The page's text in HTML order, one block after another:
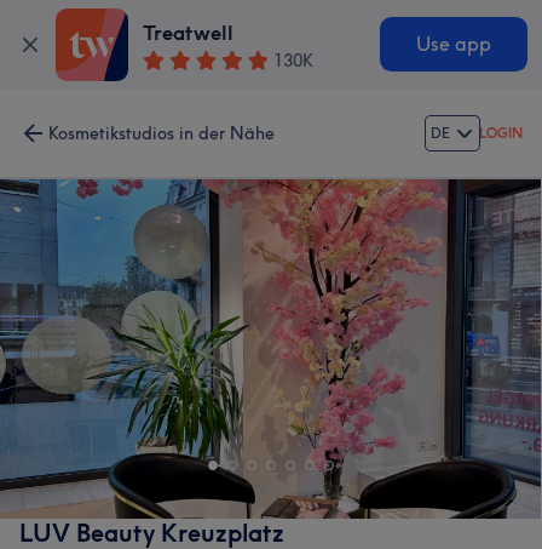
Treatwell
130K
Use app
Kosmetikstudios in der Nähe DE LOGIN
LUV Beauty Kreuzplatz